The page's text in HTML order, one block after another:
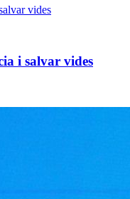
i salvar vides